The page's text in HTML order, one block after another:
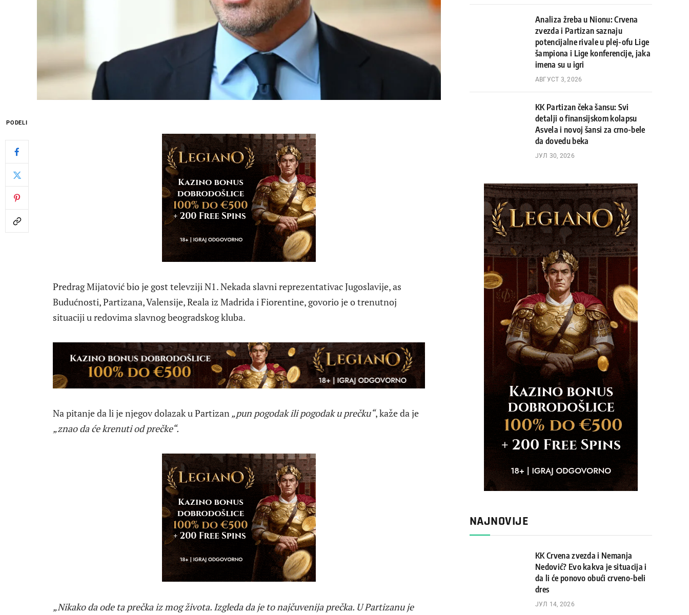
PODELI
Predrag Mijatović bio je gost televziji N1. Nekada slavni reprezentativac Jugoslavije, as
Budućnosti, Partizana, Valensije, Reala iz Madrida i Fiorentine, govorio je o trenutnoj
situaciji u redovima slavnog beogradskog kluba.
Na pitanje da li je njegov dolazak u Partizan„pun pogodak ili pogodak u prečku“, kaže da je
„znao da će krenuti od prečke“.
„Nikako da ode ta prečka iz mog života. Izgleda da je to najčuvenija prečka. U Partizanu je
Analiza žreba u Nionu: Crvena
zvezda i Partizan saznaju
potencijalne rivale u plej-ofu Lige
šampiona i Lige konferencije, jaka
imena su u igri
АВГУСТ 3, 2026
KK Partizan čeka šansu: Svi
detalji o finansijskom kolapsu
Asvela i novoj šansi za crno-bele
da dovedu beka
ЈУЛ 30, 2026
NAJNOVIJE
KK Crvena zvezda i Nemanja
Nedović? Evo kakva je situacija i
da li će ponovo obući crveno-beli
dres
ЈУЛ 14, 2026